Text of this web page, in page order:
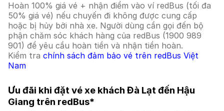
Hoàn 100% giá vé + nhận điểm vào ví redBus (tối đa
50% giá vé) nếu chuyến đi không được cung cấp
hoặc bị hủy bởi nhà xe. Người dùng cần gọi đến bộ
phận chăm sóc khách hàng của redBus (1900 989
901) để yêu cầu hoàn tiền và nhận tiền hoàn.
Kiểm tra chính sách đảm bảo vé trên redBus Việt
Nam
Ưu đãi khi đặt vé xe khách Đà Lạt đến Hậu
Giang trên redBus*